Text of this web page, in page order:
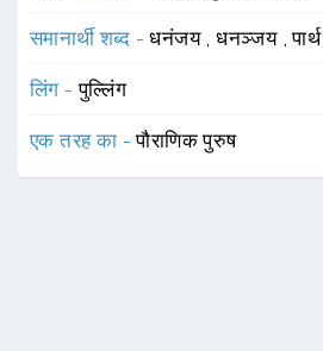
समानार्थी शब्द -धनंजय ,धनञ्जय ,पार्थ
लिंग -पुल्लिंग
एक तरह का -पौराणिक पुरुष